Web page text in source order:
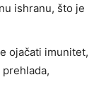
ishranu, što je
ojačati imunitet,